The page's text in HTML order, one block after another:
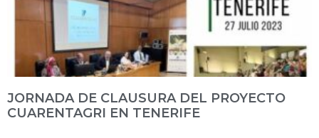
JORNADA DE CLAUSURA DEL PROYECTO
CUARENTAGRI EN TENERIFE